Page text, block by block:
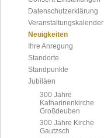
Datenschutzerklärung
Veranstaltungskalender
Neuigkeiten
Ihre Anregung
Standorte
Standpunkte
Jubiläen
300 Jahre
Katharinenkirche
Großdeuben
300 Jahre Kirche
Gautzsch